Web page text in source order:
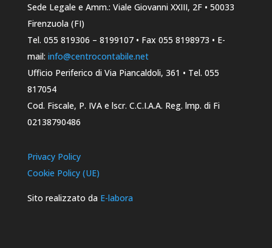
Sede Legale e Amm.: Viale Giovanni XXIII, 2F • 50033
Firenzuola (FI)
Tel. 055 819306 – 8199107 • Fax 055 8198973 • E-
mail: info@centrocontabile.net
Ufficio Periferico di Via Piancaldoli, 361 • Tel. 055
817054
Cod. Fiscale, P. IVA e lscr. C.C.I.A.A. Reg. lmp. di Fi
02138790486
Privacy Policy
Cookie Policy (UE)
Sito realizzato da E-labora